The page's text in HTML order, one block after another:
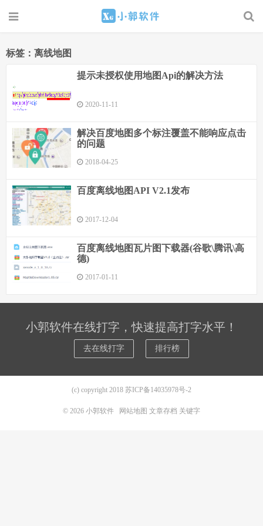
标签：离线地图
提示未授权使用地图Api的解决方法
2020-11-11
解决百度地图多个标注覆盖不能响应点击
的问题
2018-04-25
百度离线地图API V2.1发布
2017-12-04
百度离线地图瓦片图下载器(谷歌\腾讯\高
德)
2017-01-11
小郭软件在线打字，快速提高打字水平！
去在线打字 排行榜
(c) copyright 2018 苏ICP备14035978号-2
© 2026 小郭软件 网站地图 文章存档 关键字